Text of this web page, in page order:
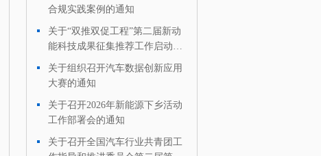
合规实践案例的通知
关于“双推双促工程”第二届新动
能科技成果征集推荐工作启动的
有关通知
关于组织召开汽车数据创新应用
大赛的通知
关于召开2026年新能源下乡活动
工作部署会的通知
关于召开全国汽车行业共青团工